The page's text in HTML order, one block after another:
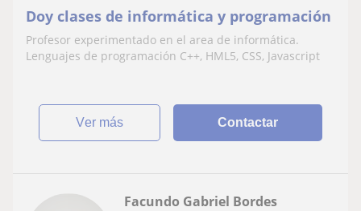
Doy clases de informática y programación
Profesor experimentado en el area de informática.
Lenguajes de programación C++, HML5, CSS, Javascript
ver más Contactar
Facundo Gabriel Bordes